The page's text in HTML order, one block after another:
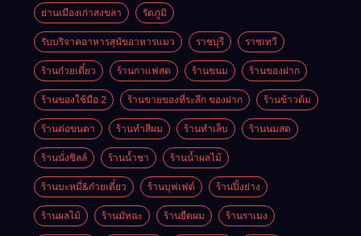
ย่านเมืองเก่าสงขลา รัตภูมิ
รับบริจาคอาหารสุนัขอาหารแมว ราชบุรี ราชเทวี
ร้านก๋วยเตี๋ยว ร้านกาแฟสด ร้านขนม ร้านของฝาก
ร้านของใช้มือ 2 ร้านขายของที่ระลึก ของฝาก ร้านข้าวต้ม
ร้านต่อขนตา ร้านทำสีผม ร้านทำเล็บ ร้านนมสด
ร้านนั่งชิลล์ ร้านน้ำชา ร้านน้ำผลไม้
ร้านบะหมี่&ก๋วยเตี๋ยว ร้านบุฟเฟต์ ร้านปิ้งย่าง
ร้านผลไม้ ร้านมัทฉะ ร้านยืดผม ร้านราเมง